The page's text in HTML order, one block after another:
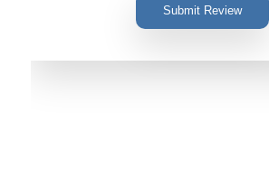
Submit Review